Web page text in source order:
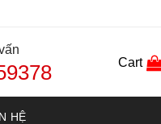
Cart
HỆ